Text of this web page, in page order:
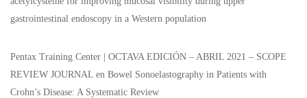
gastrointestinal endoscopy in a Western population
Pentax Training Center | OCTAVA EDICIÓN – ABRIL 2021 – SCOPE
REVIEW JOURNAL en Bowel Sonoelastography in Patients with
Crohn’s Disease: A Systematic Review